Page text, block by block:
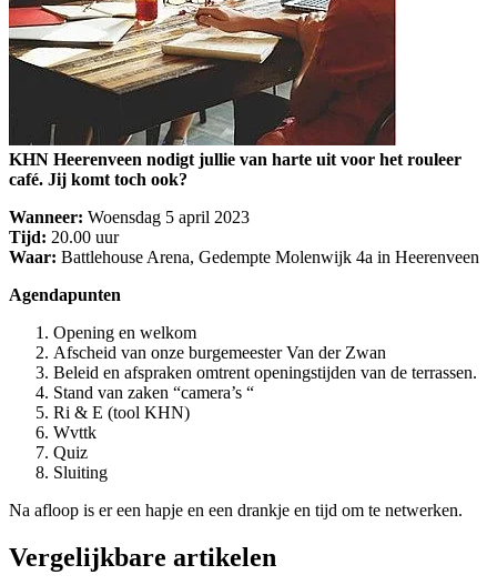
KHN Heerenveen nodigt jullie van harte uit voor het rouleer
café. Jij komt toch ook?
Wanneer: Woensdag 5 april 2023
Tijd: 20.00 uur
Waar: Battlehouse Arena, Gedempte Molenwijk 4a in Heerenveen
Agendapunten
Opening en welkom
Afscheid van onze burgemeester Van der Zwan
Beleid en afspraken omtrent openingstijden van de terrassen.
Stand van zaken “camera’s “
Ri & E (tool KHN)
Wvttk
Quiz
Sluiting
Na afloop is er een hapje en een drankje en tijd om te netwerken.
Vergelijkbare artikelen